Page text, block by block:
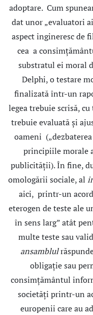
adoptare. Cum
dat unor „evaluatori
aspect ingineresc de
cea a
substratul ei moral
Delphi, o testare
finalizată într-un
legea trebuie scrisă,
trebuie evaluată şi
oameni
principiile morale
publicităţii). În fine,
omologării sociale, al
aici, printr-un
eterogen de teste ale
în sens larg” atât
multe teste sau
ansamblul
obligaţie sau
consimţământul
societăţi printr-un
europenii care au